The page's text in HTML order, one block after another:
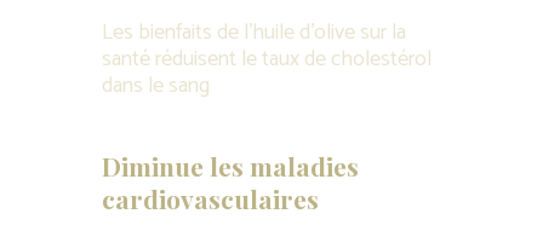
Les bienfaits de l’huile d’olive sur la
santé réduisent le taux de cholestérol
dans le sang
Diminue les maladies
cardiovasculaires